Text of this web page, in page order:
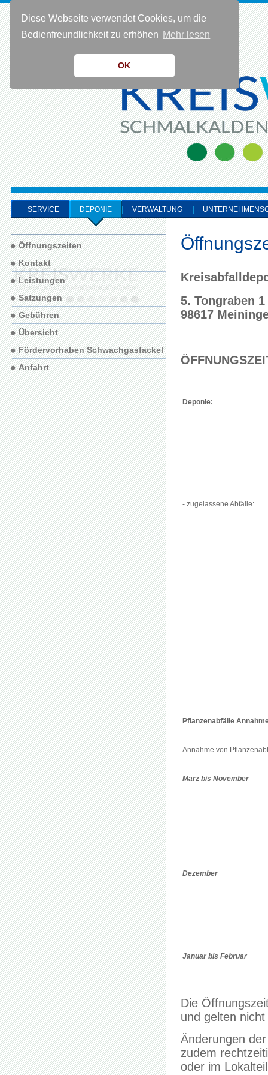
Diese Webseite verwendet Cookies, um die
Bedienfreundlichkeit zu erhöhen Mehr lesen
OK
KONTAKT 0 36 83 - 40 91 0
SERVICE DEPONIE VERWALTUNG
5. Tongraben 1
98617
Deponie:
- zugelassene Abfälle:
Pflanzenabfälle
Annahme von
März bis November
Dezember
Januar bis Februar
Die
und gelten
Änderungen
zudem
oder im
Öffnungszeiten
Kontakt
Leistungen
Satzungen
Gebühren
Übersicht
Fördervorhaben Schwachgasfackel
Anfahrt